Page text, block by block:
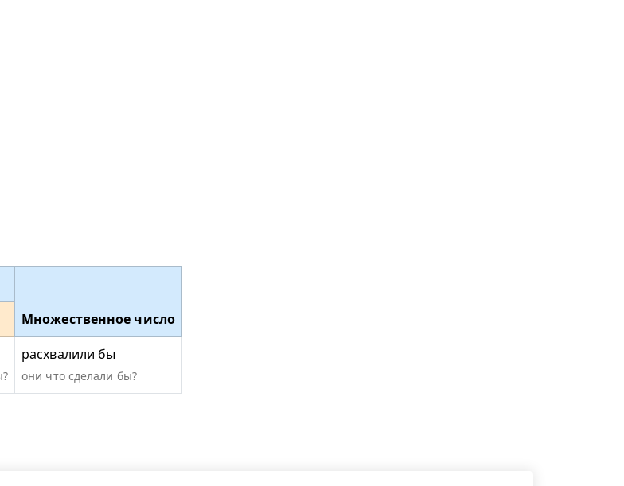
Множественное число
расхвалили бы
они что сделали бы?